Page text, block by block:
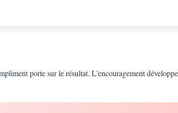
porte sur le résultat. L'encouragement